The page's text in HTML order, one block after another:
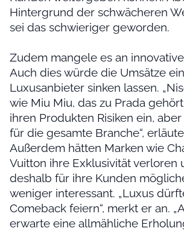
Hintergrund der schwächeren
sei das schwieriger geworden.
Zudem mangele es an
Auch dies würde die Umsätze
Luxusanbieter sinken lassen.
wie Miu Miu, das zu Prada
ihren Produkten Risiken ein,
für die gesamte Branche“,
Außerdem hätten Marken wie
Vuitton ihre Exklusivität verloren
deshalb für ihre Kunden
weniger interessant. „Luxus
Comeback feiern“, merkt er an.
erwarte eine allmähliche